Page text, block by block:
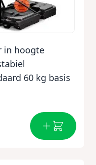
in hoogte
60 kg basis